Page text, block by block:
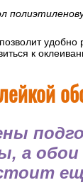
удобно
к
а обои